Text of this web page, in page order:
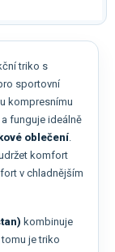
triko s
sportovní
kompresnímu
funguje ideálně
oblečení.
komfort
v chladnějším
kombinuje
je triko